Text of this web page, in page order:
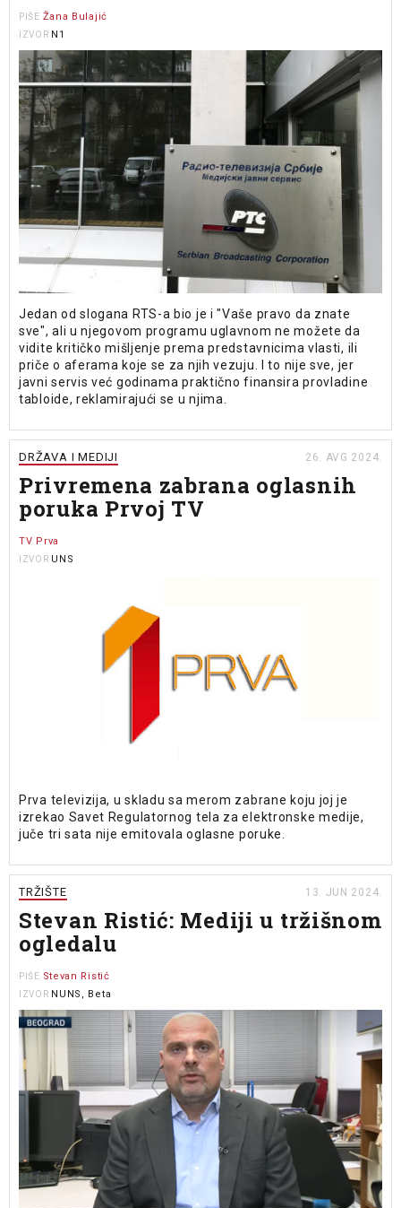
PIŠE Žana Bulajić
IZVOR N1
Jedan od slogana RTS-a bio je i "Vaše pravo da znate
sve", ali u njegovom programu uglavnom ne možete da
vidite kritičko mišljenje prema predstavnicima vlasti, ili
priče o aferama koje se za njih vezuju. I to nije sve, jer
javni servis već godinama praktično finansira provladine
tabloide, reklamirajući se u njima.
DRŽAVA I MEDIJI 26. AVG 2024.
Privremena zabrana oglasnih
poruka Prvoj TV
TV Prva
IZVOR UNS
Prva televizija, u skladu sa merom zabrane koju joj je
izrekao Savet Regulatornog tela za elektronske medije,
juče tri sata nije emitovala oglasne poruke.
TRŽIŠTE 13. JUN 2024.
Stevan Ristić: Mediji u tržišnom
ogledalu
PIŠE Stevan Ristić
IZVOR NUNS, Beta